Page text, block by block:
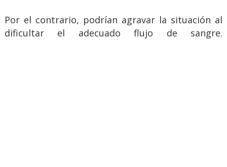
Por el contrario, podrían agravar la situación al
dificultar el adecuado flujo de sangre.